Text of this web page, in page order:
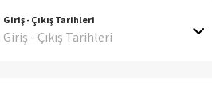
Giriş - Çıkış Tarihleri
Giriş - Çıkış Tarihleri